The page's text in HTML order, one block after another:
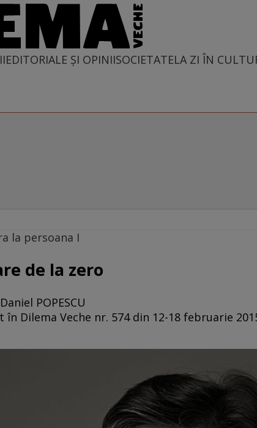
EDITORIALE ȘI OPINIISOCIETATELA ZI ÎN
la persoana I
de la zero
POPESCU
în Dilema Veche nr. 574 din 12-18 februarie